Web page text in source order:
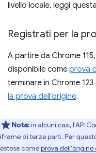
livello locale, leggi questa
Registrati per la
A partire da Chrome
disponibile come prova
terminare in Chrome
la prova dell'origine.
Nota:in alcuni casi, l'API
iframe di terze parti. Per
estesa comeprova dell'origine